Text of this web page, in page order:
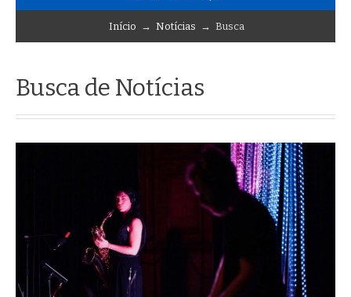
Início → Notícias → Busca
Busca de Notícias